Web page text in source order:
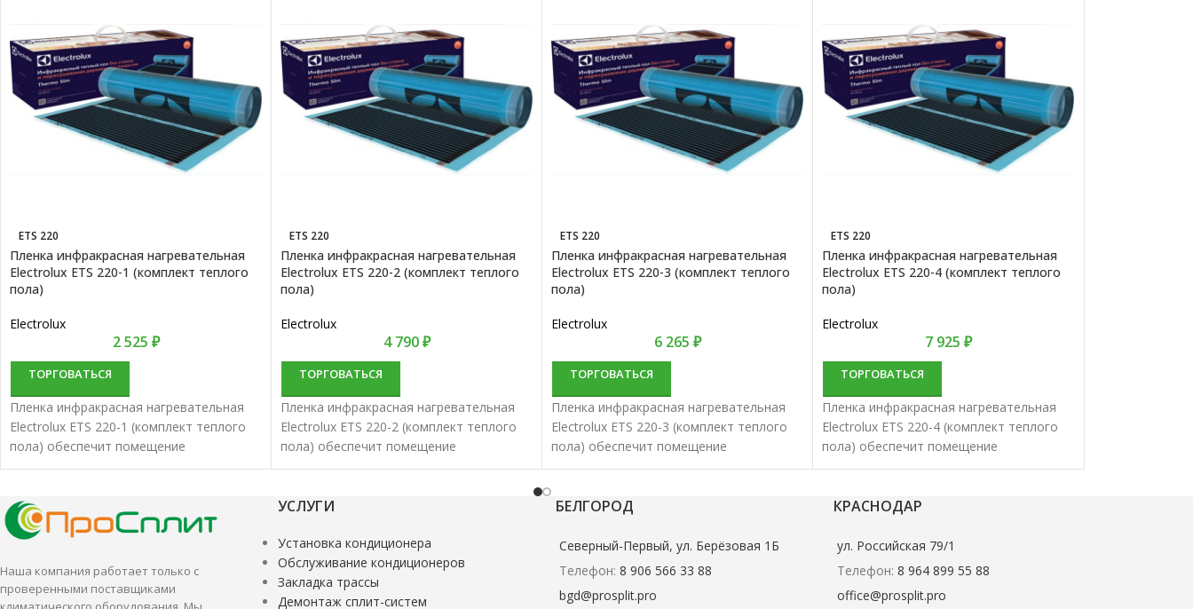
ETS 220
Пленка инфракрасная нагревательная
Electrolux ETS 220-1 (комплект теплого
пола)
Electrolux
2 525 ₽
ТОРГОВАТЬСЯ
Пленка инфракрасная нагревательная
Electrolux ETS 220-1 (комплект теплого
пола) обеспечит помещение
комфортной температурой.
характеризуются удобством и высокой
эффективностью.
ETS 220
Пленка инфракрасная нагревательная
Electrolux ETS 220-2 (комплект теплого
пола)
Electrolux
4 790₽
ТОРГОВАТЬСЯ
Пленка инфракрасная нагревательная
Electrolux ETS 220-2 (комплект теплого
пола) обеспечит помещение
комфортной температурой.
характеризуются удобством и высокой
ETS 220
Пленка инфракрасная нагревательная
Electrolux ETS 220-3 (комплект теплого
пола)
Electrolux
6 265 ₽
ТОРГОВАТЬСЯ
Пленка инфракрасная нагревательная
Electrolux ETS 220-3 (комплект теплого
пола) обеспечит помещение
комфортной температурой.
характеризуются удобством и высокой
ETS 220
Пленка инфракрасная нагревательная
Electrolux ETS 220-4 (комплект теплого
пола)
Electrolux
7 925 ₽
ТОРГОВАТЬСЯ
Пленка инфракрасная нагревательная
Electrolux ETS 220-4 (комплект теплого
пола) обеспечит помещение
комфортной температурой.
характеризуются удобством и высокой
Наша компания работает только с
проверенными поставщиками
УСЛУГИ
Установка кондиционера
Обслуживание кондиционеров
Закладка трассы
Демонтаж сплит-систем
БЕЛГОРОД
Северный-Первый, ул. Берёзовая 1Б
Телефон: 8 906 566 33 88
bgd@prosplit.pro
КРАСНОДАР
ул. Российская 79/1
Телефон: 8 964 899 55 88
office@prosplit.pro